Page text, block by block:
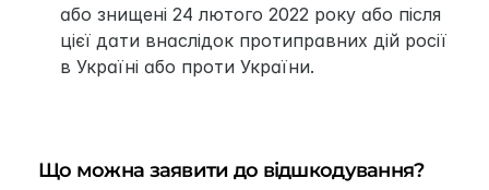
або знищені 24 лютого 2022 року або після
цієї дати внаслідок протиправних дій росії
в Україні або проти України.
Що можна заявити до відшкодування?